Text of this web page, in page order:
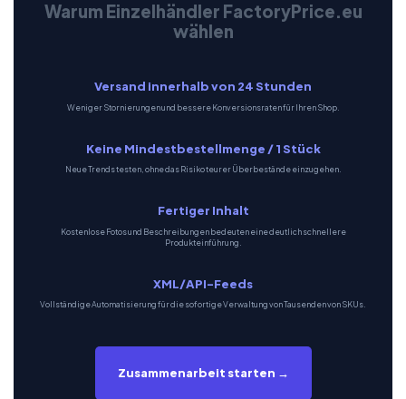
Warum Einzelhändler FactoryPrice.eu
wählen
Versand innerhalb von 24 Stunden
Weniger Stornierungen und bessere Konversionsraten für Ihren Shop.
Keine Mindestbestellmenge / 1 Stück
Neue Trends testen, ohne das Risiko teurer Überbestände einzugehen.
Fertiger Inhalt
Kostenlose Fotos und Beschreibungen bedeuten eine deutlich schnellere
Produkteinführung.
XML/API-Feeds
Vollständige Automatisierung für die sofortige Verwaltung von Tausenden von SKUs.
Zusammenarbeit starten →